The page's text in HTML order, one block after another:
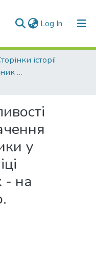
Log In (current)
історії
Сторінки історії: збірник наукових праць, Вип. 56
у
- на